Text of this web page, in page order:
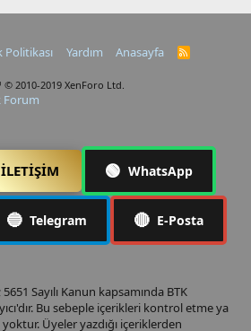
Politikası Yardım Anasayfa
R
© 2010-2019 XenForo Ltd.
Forum
🟢 WhatsApp
🔵 Telegram 🔴 E-Posta
Sayılı Kanun kapsamında BTK
Bu sebeple içerikleri kontrol etme ya
Üyeler yazdığı içeriklerden